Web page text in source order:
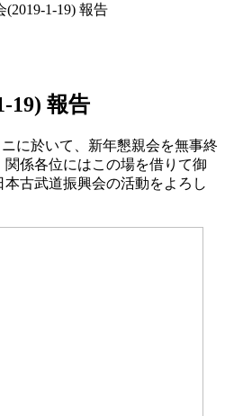
(2019-1-19) 報告
19) 報告
に於いて、新年懇親会を無事終
係各位にはこの場を借りて御
古武道振興会の活動をよろし